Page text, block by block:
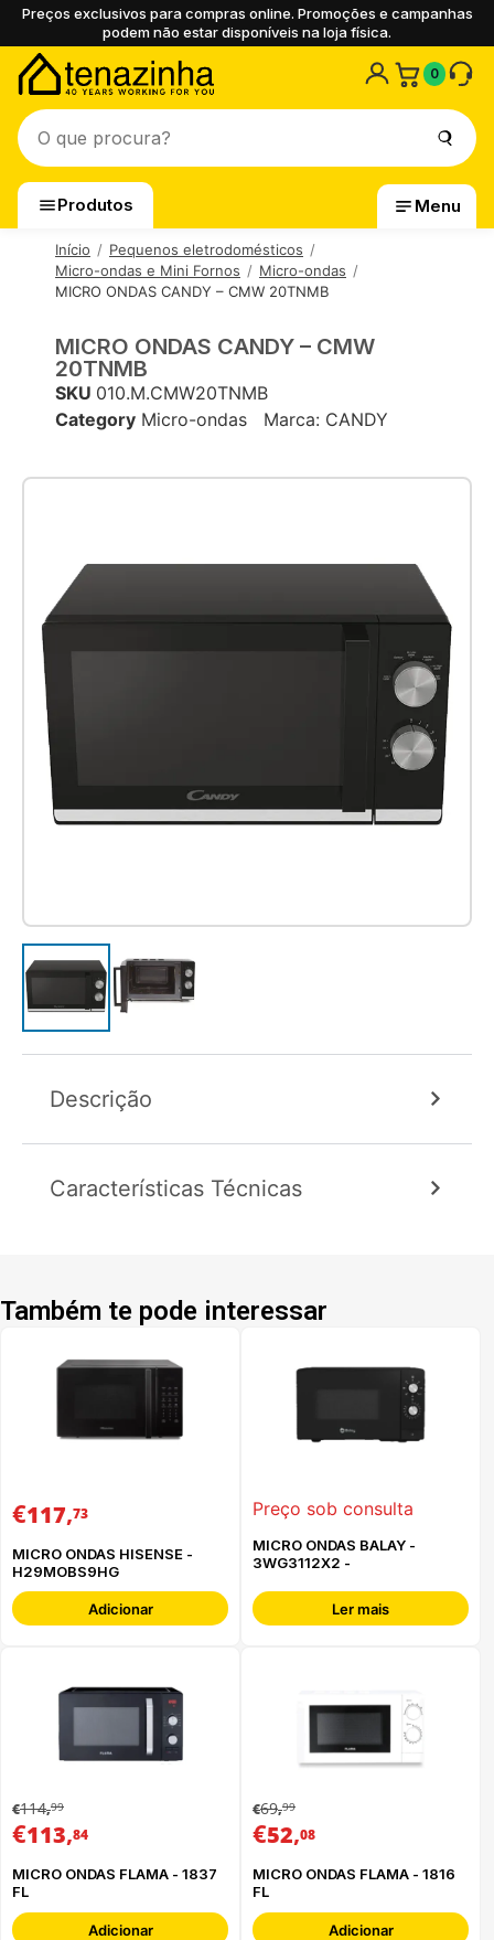
Preços exclusivos para compras online. Promoções e campanhas
podem não estar disponíveis na loja física.
0
Produtos Menu
Início
Pequenos eletrodomésticos
Micro-ondas e Mini Fornos
Micro-ondas
MICRO ONDAS CANDY – CMW 20TNMB
MICRO ONDAS CANDY – CMW
20TNMB
SKU 010.M.CMW20TNMB
Category Micro-ondas Marca: CANDY
Descrição
Características Técnicas
Também te pode interessar
€117,73
MICRO ONDAS HISENSE -
H29MOBS9HG
Adicionar
Preço sob consulta
MICRO ONDAS BALAY -
3WG3112X2 -
Ler mais
€114,99
€113,84
MICRO ONDAS FLAMA - 1837
FL
Adicionar
€69,99
€52,08
MICRO ONDAS FLAMA - 1816
FL
Adicionar